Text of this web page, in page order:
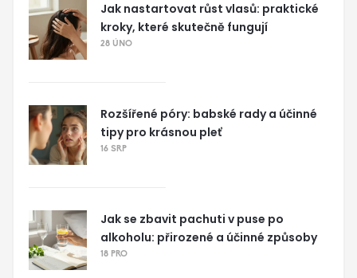
Jak nastartovat růst vlasů: praktické
kroky, které skutečně fungují
28 ÚNO
Rozšířené póry: babské rady a účinné
tipy pro krásnou pleť
16 SRP
Jak se zbavit pachuti v puse po
alkoholu: přirozené a účinné způsoby
18 PRO